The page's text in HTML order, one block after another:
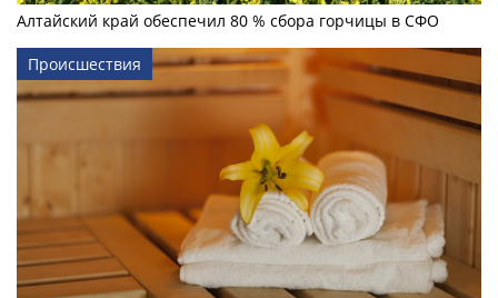
Алтайский край обеспечил 80 % сбора горчицы в СФО
Происшествия